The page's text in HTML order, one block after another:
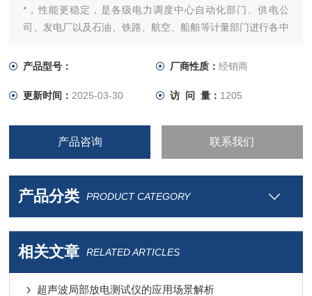
*，性能更稳定，是各级电力调度中心自动化部门、供电公
司、发电厂以及石油、铁路、航空、船舶等计量部门进行各中
产品型号：
厂商性质： 经销商
更新时间： 2025-03-30 访 问 量： 1205
产品咨询 联系我们
产品分类 PRODUCT CATEGORY
相关文章 RELATED ARTICLES
超声波局部放电测试仪的应用场景解析